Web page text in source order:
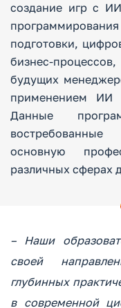
создание игр с
подготовки,
бизнес-
будущих
применением ИИ
Данные
основную
различных сферах
– Наши
своей
глубинных
в современной